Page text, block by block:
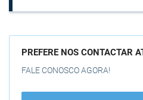
PREFERE NOS CONTACTAR
FALE CONOSCO AGORA!